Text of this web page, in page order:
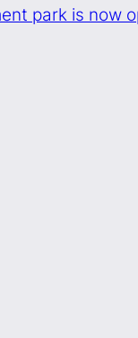
park is now